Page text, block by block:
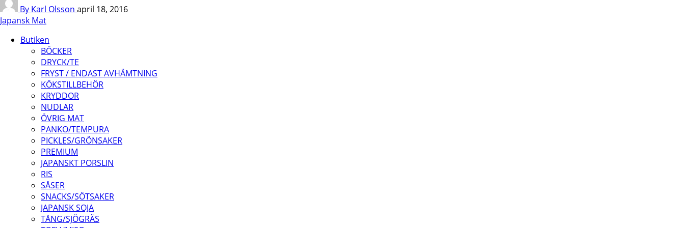
By Karl Olsson april 18, 2016
Japansk Mat
Butiken
BÖCKER
DRYCK/TE
FRYST / ENDAST AVHÄMTNING
KÖKSTILLBEHÖR
KRYDDOR
NUDLAR
ÖVRIG MAT
PANKO/TEMPURA
PICKLES/GRÖNSAKER
PREMIUM
JAPANSKT PORSLIN
RIS
SÅSER
SNACKS/SÖTSAKER
JAPANSK SOJA
TÅNG/SJÖGRÄS